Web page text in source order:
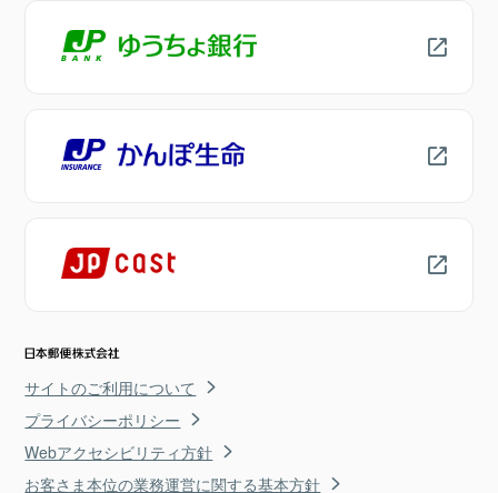
サイトのご利用について
プライバシーポリシー
Webアクセシビリティ方針
お客さま本位の業務運営に関する基本方針